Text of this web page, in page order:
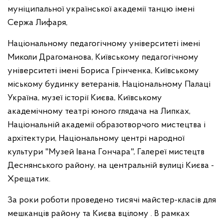
муніципальної української академії танцю імені
Сержа Лифаря,
Національному педагогічному університеті імені
Миколи Драгоманова, Київському педагогічному
університеті імені Бориса Грінченка, Київському
міському будинку ветеранів, Національному Палаці
Україна, музеї історії Києва, Київському
академічному театрі юного глядача на Липках,
Національній академії образотворчого мистецтва і
архітектури, Національному центрі народної
культури "Музей Івана Гончара", Галереї мистецтв
Деснянського району, на центральній вулиці Києва -
Хрещатик.
За роки роботи проведено тисячі майстер-класів для
мешканців району та Києва вцілому . В рамках